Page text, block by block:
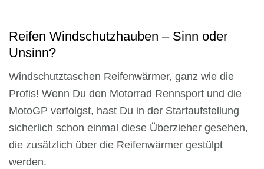
Reifen Windschutzhauben – Sinn oder
Unsinn?
Windschutztaschen Reifenwärmer, ganz wie die
Profis! Wenn Du den Motorrad Rennsport und die
MotoGP verfolgst, hast Du in der Startaufstellung
sicherlich schon einmal diese Überzieher gesehen,
die zusätzlich über die Reifenwärmer gestülpt
werden.